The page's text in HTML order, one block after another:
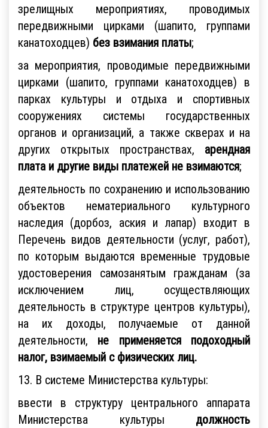
зрелищных мероприятиях, проводимых
передвижными цирками (шапито, группами
канатоходцев) без взимания платы;
за мероприятия, проводимые передвижными
цирками (шапито, группами канатоходцев) в
парках культуры и отдыха и спортивных
сооружениях системы государственных
органов и организаций, а также скверах и на
других открытых пространствах, арендная
плата и другие виды платежей не взимаются;
деятельность по сохранению и использованию
объектов нематериального культурного
наследия (дорбоз, аския и лапар) входит в
Перечень видов деятельности (услуг, работ),
по которым выдаются временные трудовые
удостоверения самозанятым гражданам (за
исключением лиц, осуществляющих
деятельность в структуре центров культуры),
на их доходы, получаемые от данной
деятельности, не применяется подоходный
налог, взимаемый с физических лиц.
13. В системе Министерства культуры:
ввести в структуру центрального аппарата
Министерства культуры должность